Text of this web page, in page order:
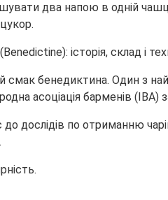
два напою в одній
смак бенедиктина. Один з
асоціація барменів
дослідів по отриманню